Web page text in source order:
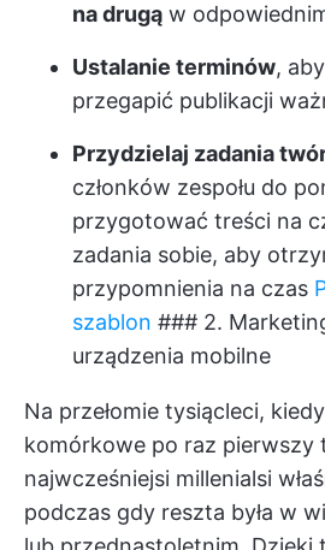
na drugą w
Ustalanie terminów,
przegapić publikacji
Przydzielaj zadania
członków zespołu do
przygotować treści na
zadania sobie, aby
przypomnienia na czas
szablon ### 2.
urządzenia mobilne
Na przełomie tysiącleci,
komórkowe po raz pierwszy
najwcześniejsi millenialsi
podczas gdy reszta była w